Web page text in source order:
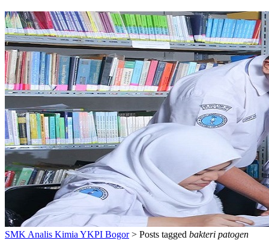
PERPUSTAKAAN
SMK Analis Kimia YKPI Bogor> Posts tagged bakteri patogen